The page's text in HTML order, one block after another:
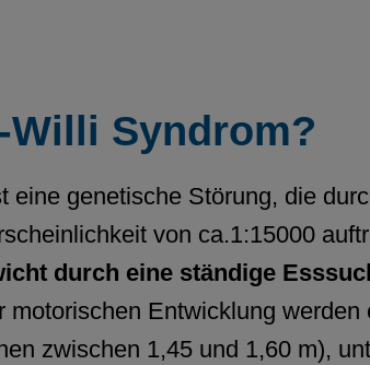
Willi Syndrom?
genetische Störung, die
von ca.1:15000
durch eine ständige
motorischen Entwicklung werden
zwischen 1,45 und 1,60 m),